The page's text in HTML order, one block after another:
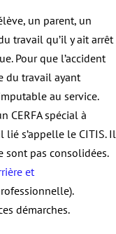
un parent, un
travail qu’il y ait arrêt
Pour que l’accident
du travail ayant
au service.
CERFA spécial à
s’appelle le CITIS. Il
sont pas consolidées.
et
démarches.